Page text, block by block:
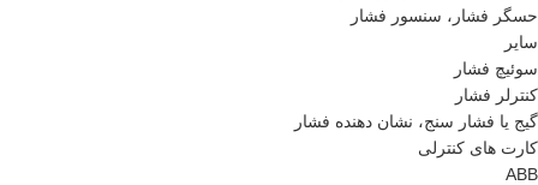
حسگر فشار، سنسور فشار
سایر
سوئیچ فشار
کنترلر فشار
گیج یا فشار سنج، نشان دهنده فشار
کارت های کنترلی
ABB